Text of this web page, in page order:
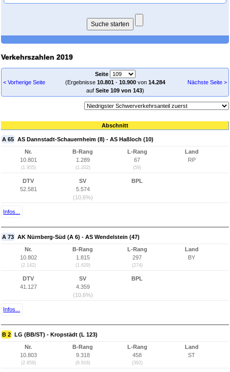
Verkehrszahlen 2019
< Vorherige Seite
Seite
(Ergebnisse 10.801- 10.900von 14.284
auf Seite 109 von 143)
Nächste Seite >
Abschnitt
A 65 AS Dannstadt-Schauernheim (8) - AS Haßloch (10)
Nr.
10.801
(1.955)
B-Rang
1.289
(1.202)
L-Rang
67
(59)
Land
RP
DTV
52.581
SV
5.574
(10,6%)
BPL
Infos...
A 73 AK Nürnberg-Süd (A 6) - AS Wendelstein (47)
Nr.
10.802
(2.142)
B-Rang
1.815
(1.629)
L-Rang
297
(274)
Land
BY
DTV
41.127
SV
4.359
(10,6%)
BPL
Infos...
B 2 LG (BB/ST) - Kropstädt (L 123)
Nr.
10.803
(2.859)
B-Rang
9.318
(6.916)
L-Rang
458
(392)
Land
ST